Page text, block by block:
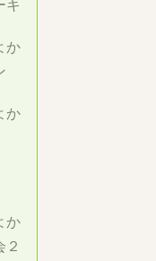
キ
か
か
か